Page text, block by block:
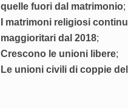
quelle fuori dal matrimonio;
I matrimoni religiosi
maggioritari dal 2018;
Crescono le unioni libere;
Le unioni civili di coppie